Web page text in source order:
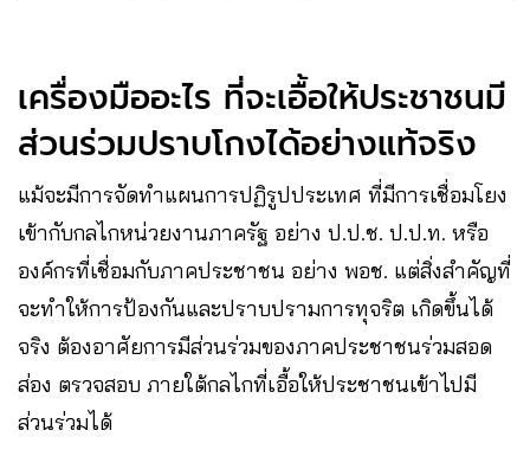
เครื่องมืออะไร ที่จะเอื้อให้ประชาชนมี
ส่วนร่วมปราบโกงได้อย่างแท้จริง
แม้จะมีการจัดทำแผนการปฏิรูปประเทศ ที่มีการเชื่อมโยง
เข้ากับกลไกหน่วยงานภาครัฐ อย่าง ป.ป.ช. ป.ป.ท. หรือ
องค์กรที่เชื่อมกับภาคประชาชน อย่าง พอช. แต่สิ่งสำคัญที่
จะทำให้การป้องกันและปราบปรามการทุจริต เกิดขึ้นได้
จริง ต้องอาศัยการมีส่วนร่วมของภาคประชาชนร่วมสอด
ส่อง ตรวจสอบ ภายใต้กลไกที่เอื้อให้ประชาชนเข้าไปมี
ส่วนร่วมได้